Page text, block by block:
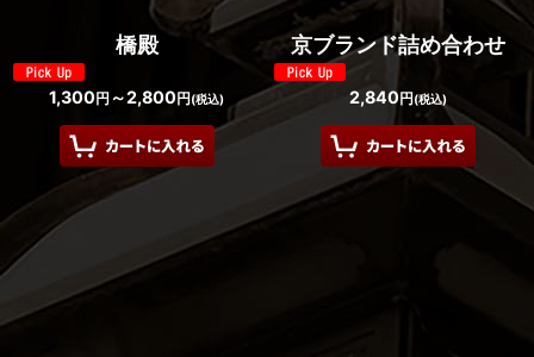
橋殿
1,300円 ～2,800円(税込)
京ブランド詰め合わせ
2,840円(税込)